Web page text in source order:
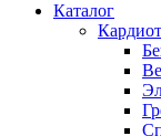
Каталог